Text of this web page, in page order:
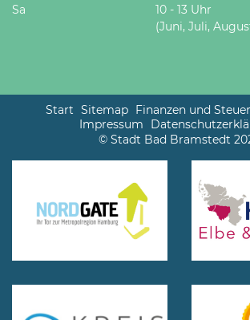
Sa
10 - 13 Uhr
(Juni, Juli,
Start Sitemap Finanzen und
Impressum
© Stadt Bad Bramstedt